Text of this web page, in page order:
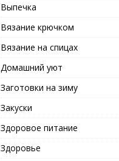
Выпечка
Вязание крючком
Вязание на спицах
Домашний уют
Заготовки на зиму
Закуски
Здоровое питание
Здоровье